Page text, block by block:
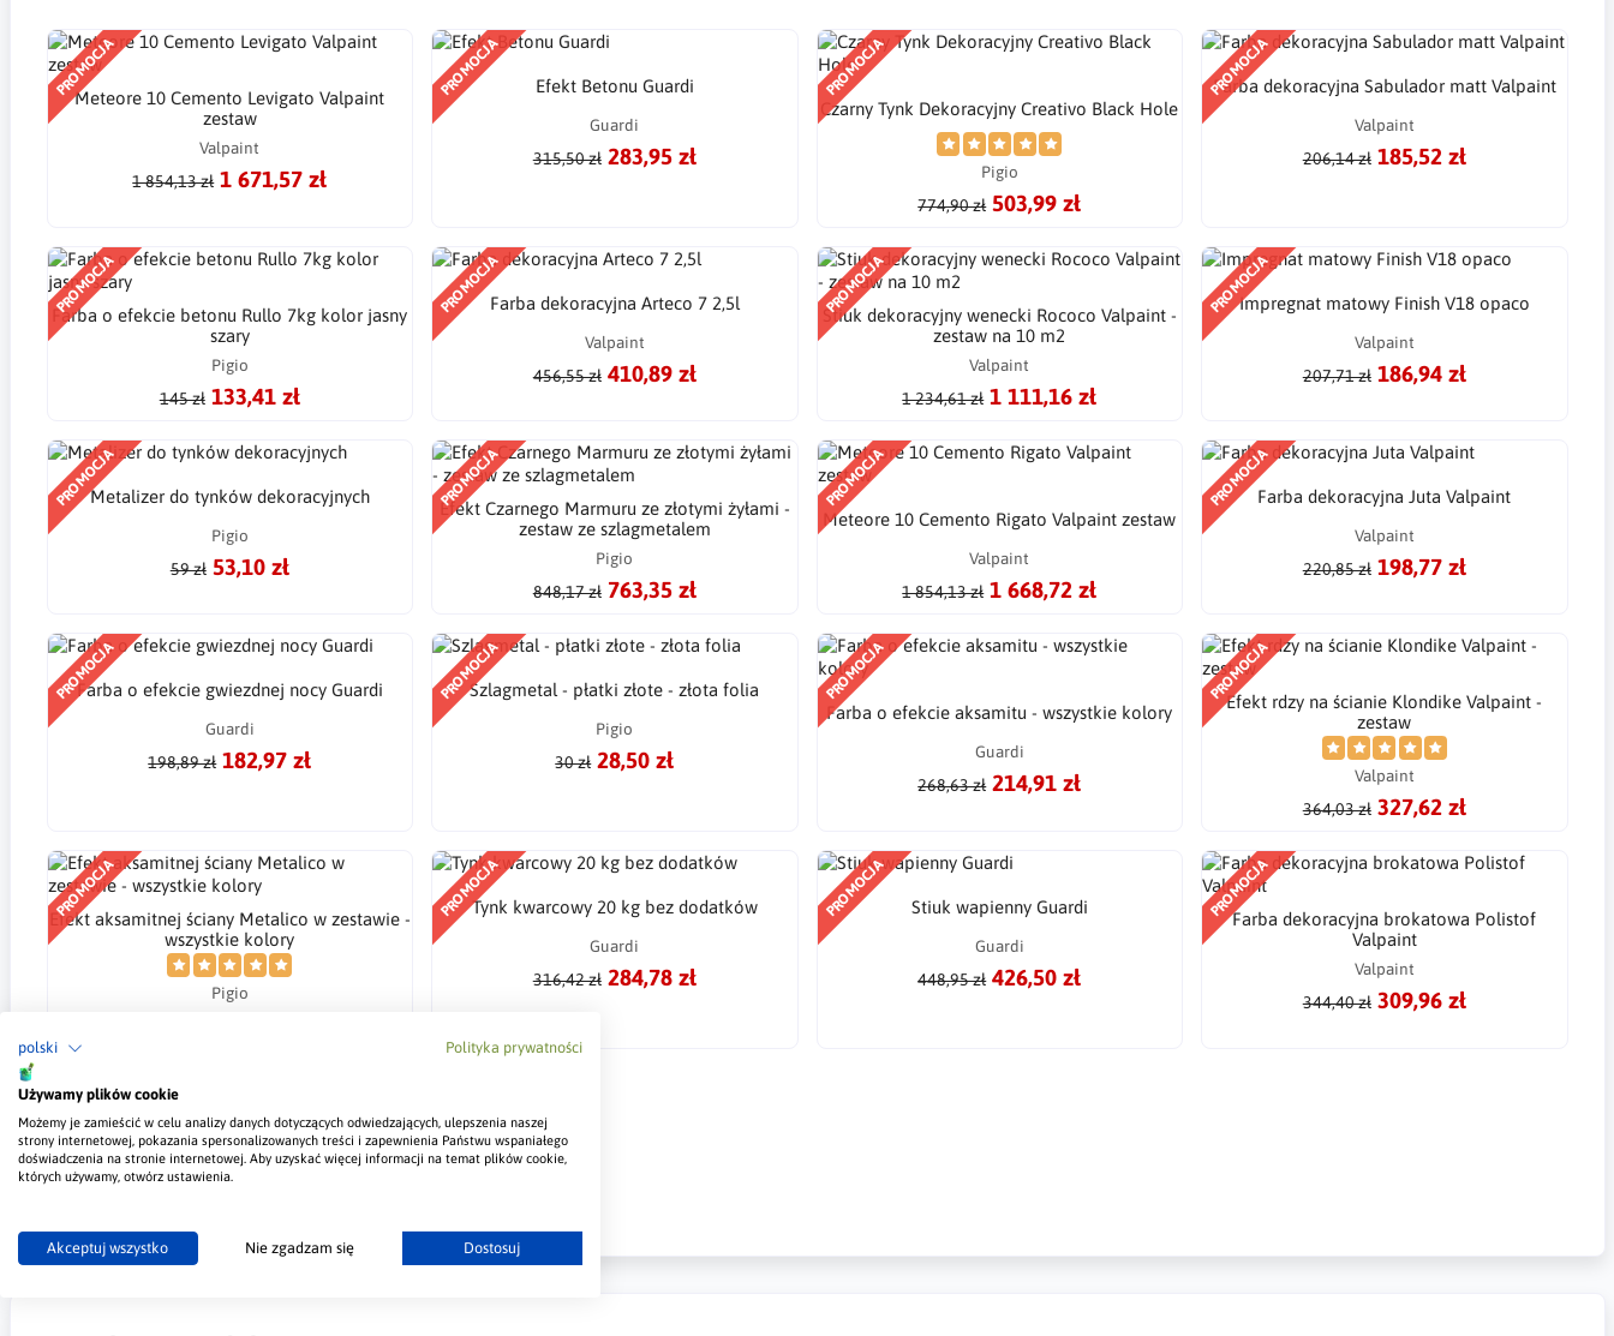
polski Polityka prywatności
Używamy plików cookie
Możemy je zamieścić w celu analizy danych dotyczących odwiedzających, ulepszenia naszej
strony internetowej, pokazania spersonalizowanych treści i zapewnienia Państwu wspaniałego
doświadczenia na stronie internetowej. Aby uzyskać więcej informacji na temat plików cookie,
których używamy, otwórz ustawienia.
Akceptuj wszystko Nie zgadzam się Dostosuj
PROMOCJA
Meteore 10 Cemento Levigato Valpaint
zestaw
Valpaint
1 854,13 zł 1 671,57 zł
PROMOCJA Efekt Betonu Guardi
Guardi
315,50 zł 283,95 zł
PROMOCJA
Czarny Tynk Dekoracyjny Creativo Black Hole
Pigio
774,90 zł 503,99 zł
PROMOCJA
Farba dekoracyjna Sabulador matt Valpaint
Valpaint
206,14 zł 185,52 zł
PROMOCJA
Farba o efekcie betonu Rullo 7kg kolor jasny
szary
Pigio
145 zł 133,41 zł
PROMOCJAFarba dekoracyjna Arteco 7 2,5l
Valpaint
456,55 zł 410,89 zł
PROMOCJA
Stiuk dekoracyjny wenecki Rococo Valpaint -
zestaw na 10 m2
Valpaint
1 234,61 zł 1 111,16 zł
PROMOCJAImpregnat matowy Finish V18 opaco
Valpaint
207,71 zł 186,94 zł
PROMOCJAMetalizer do tynków dekoracyjnych
Pigio
59 zł 53,10 zł
PROMOCJA
Efekt Czarnego Marmuru ze złotymi żyłami -
zestaw ze szlagmetalem
Pigio
848,17 zł 763,35 zł
PROMOCJA
Meteore 10 Cemento Rigato Valpaint zestaw
Valpaint
1 854,13 zł 1 668,72 zł
PROMOCJAFarba dekoracyjna Juta Valpaint
Valpaint
220,85 zł 198,77 zł
PROMOCJA
Farba o efekcie gwiezdnej nocy Guardi
Guardi
198,89 zł 182,97 zł
PROMOCJASzlagmetal - płatki złote - złota folia
Pigio
30 zł 28,50 zł
PROMOCJA
Farba o efekcie aksamitu - wszystkie kolory
Guardi
268,63 zł 214,91 zł
PROMOCJA
Efekt rdzy na ścianie Klondike Valpaint -
zestaw
Valpaint
364,03 zł 327,62 zł
PROMOCJA
Efekt aksamitnej ściany Metalico w zestawie -
wszystkie kolory
Pigio
PROMOCJATynk kwarcowy 20 kg bez dodatków
Guardi
316,42 zł 284,78 zł
PROMOCJA Stiuk wapienny Guardi
Guardi
448,95 zł 426,50 zł
PROMOCJA
Farba dekoracyjna brokatowa Polistof
Valpaint
Valpaint
344,40 zł 309,96 zł
PROMOCJA
Amerykańska taśma zielona tuff tape 30m
Centerflex